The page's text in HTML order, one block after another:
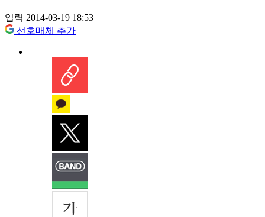
입력 2014-03-19 18:53
선호매체 추가